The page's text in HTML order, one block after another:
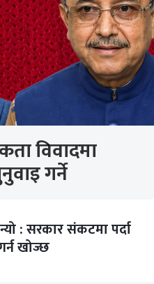
विवादमा
गर्ने
: सरकार संकटमा पर्दा
खोज्छ